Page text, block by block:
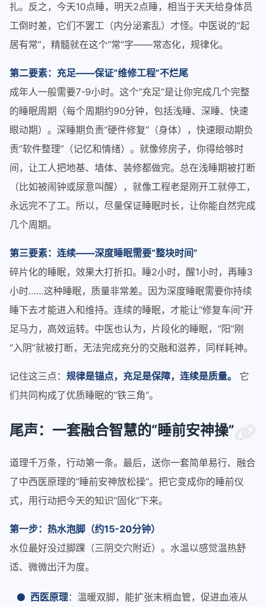
扎。反之，今天10点睡，明天2点睡，相当于天天给身体员
工倒时差，它们不罢工（内分泌紊乱）才怪。中医说的“起
居有常”，精髓就在这个“常”字——常态化，规律化。
第二要素：充足——保证“维修工程”不烂尾
成年人一般需要7-9小时。这个“充足”是让你完成几个完整
的睡眠周期（每个周期约90分钟，包括浅睡、深睡、快速
眼动期）。深睡期负责“硬件修复”（身体），快速眼动期负
责“软件整理”（记忆和情绪）。就像修房子，你得给够时
间，让工人把地基、墙体、装修都做完。总在浅睡期被打断
（比如被闹钟或尿意叫醒），就像工程老是刚开工就停工，
永远完不了工。所以，尽量保证睡眠时长，让你能自然完成
几个周期。
第三要素：连续——深度睡眠需要“整块时间”
碎片化的睡眠，效果大打折扣。睡2小时，醒1小时，再睡3
小时……这种睡眠，质量非常差。因为深度睡眠需要你持续
睡下去才能进入和维持。连续的睡眠，才能让“修复车间”开
足马力，高效运转。中医也认为，片段化的睡眠，“阳”刚
“入阴”就被打断，无法完成充分的交融和滋养，同样耗神。
记住这三点： 规律是锚点，充足是保障，连续是质量。
它
们共同构成了优质睡眠的“铁三角”。
尾声：一套融合智慧的“睡前安神操”
道理千万条，行动第一条。最后，送你一套简单易行、融合
了中西医原理的“睡前安神放松操”。把它变成你的睡前仪
式，用行动把今天的知识“固化”下来。
第一步：热水泡脚（约15-20分钟）
水位最好没过脚踝（三阴交穴附近）。水温以感觉温热舒
适、微微出汗为度。
西医原理：温暖双脚，能扩张末梢血管，促进血液从